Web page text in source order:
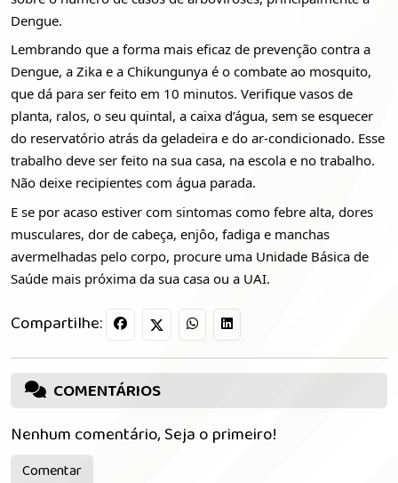
Dengue.
Lembrando que a forma mais eficaz de prevenção contra a
Dengue, a Zika e a Chikungunya é o combate ao mosquito,
que dá para ser feito em 10 minutos. Verifique vasos de
planta, ralos, o seu quintal, a caixa d’água, sem se esquecer
do reservatório atrás da geladeira e do ar-condicionado. Esse
trabalho deve ser feito na sua casa, na escola e no trabalho.
Não deixe recipientes com água parada.
E se por acaso estiver com sintomas como febre alta, dores
musculares, dor de cabeça, enjôo, fadiga e manchas
avermelhadas pelo corpo, procure uma Unidade Básica de
Saúde mais próxima da sua casa ou a UAI.
Compartilhe:
COMENTÁRIOS
Nenhum comentário, Seja o primeiro!
Comentar